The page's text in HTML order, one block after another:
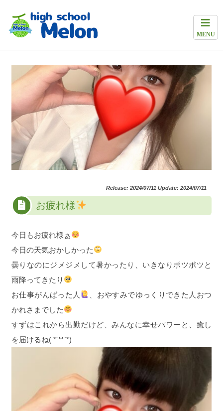
MENU
Release: 2024/07/11 Update: 2024/07/11
お疲れ様
今日もお疲れ様ぁ
今日の天気おかしかった
曇りなのにジメジメして暑かったり、いきなりポツポツと
雨降ってきたり
お仕事がんばった人
、おやすみでゆっくりできた人おつ
かれさまでした
すずはこれから出勤だけど、みんなに幸せパワーと、癒し
を届けるね( *´꒳`*)